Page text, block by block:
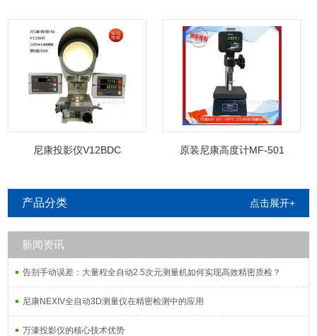
尼康投影仪V12BDC 原装尼康高度计MF-501
产品分类 点击展开+
新闻资讯
告别手动误差：大量程全自动2.5次元测量机如何实现高效精密质检？
尼康NEXIV全自动3D测量仪在精密检测中的应用
万濠投影仪的核心技术优势